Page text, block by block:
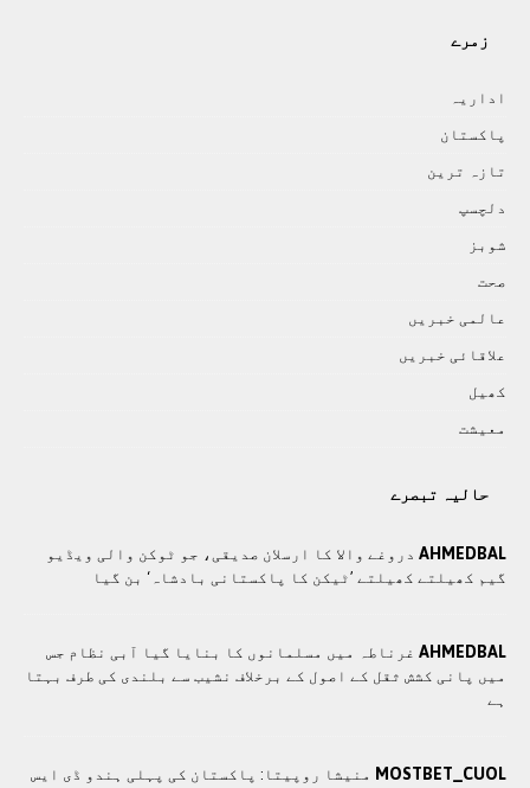
زمرے
اداريہ
پاکستان
تازہ ترين
دلچسپ
شوبز
صحت
عالمی خبريں
علاقائی خبريں
کھيل
معيشت
حالیہ تبصرے
AHMEDBAL دروغے والا کا ارسلان صدیقی، جو ٹوکن والی ویڈیو
گیم کھیلتے کھیلتے ’ٹیکن کا پاکستانی بادشاہ‘ بن گیا
AHMEDBAL غرناطہ میں مسلمانوں کا بنایا گیا آبی نظام جس
میں پانی کشش ثقل کے اصول کے برخلاف نشیب سے بلندی کی طرف بہتا
ہے
MOSTBET_CUOL منیشا روپیتا: پاکستان کی پہلی ہندو ڈی ایس